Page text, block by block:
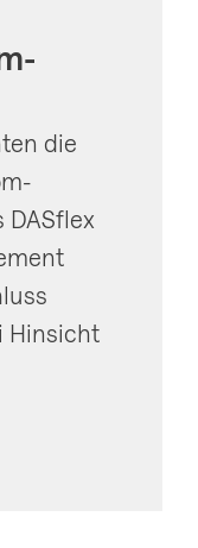
die
DASflex
Hinsicht